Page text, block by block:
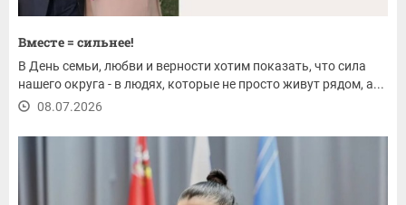
Вместе = сильнее!
В День семьи, любви и верности хотим показать, что сила
нашего округа - в людях, которые не просто живут рядом, а...
08.07.2026